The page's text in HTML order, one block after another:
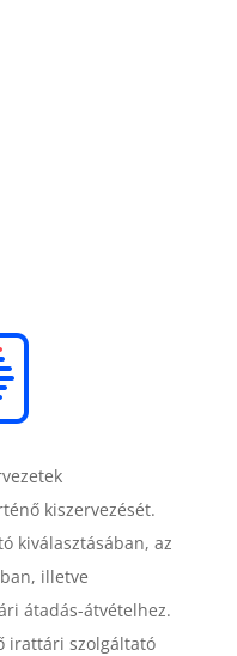
kiszervezését.
kiválasztásában, az
illetve
átadás-átvételhez.
irattári szolgáltató